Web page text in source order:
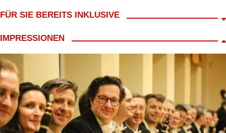
FÜR SIE BEREITS INKLUSIVE
alljährlich findet in der St.Georgenkirche in Schwarzenberg, einer
der schönsten Barockkirchen im Erzgebirge, Musikveranstaltungen
statt. Der Verein „Kunstfreunde Schwarzenberg e.V.“, dessen Vorsitz
René Lang seit einem Jahr innehat, veranstaltet gemeinsam mit der
Kantorei Schwarzenberg das Abschlusskonzert des über die
Stadtgrenzen hinaus bekannten „Musiksommers“ in St. Georgen.
Dazu ist es uns gelungen. Die Sächsische Bläserphilharmonie Bad
Lausick zu gewinnen. Es ist ein magischer Moment, wenn die Luft
durch über 30 Holz- und Blechblasinstrumente strömt und sich ein
IMPRESSIONEN